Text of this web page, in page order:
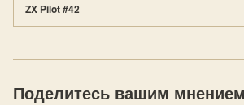
ZX Pilot #42
Поделитесь вашим